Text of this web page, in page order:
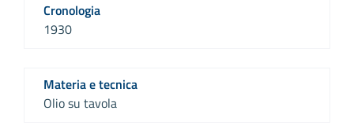
Cronologia
1930
Materia e tecnica
Olio su tavola